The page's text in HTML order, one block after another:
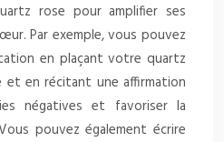
rose pour amplifier ses
Par exemple, vous pouvez
en plaçant votre quartz
et en récitant une affirmation
négatives et favoriser la
pouvez également écrire